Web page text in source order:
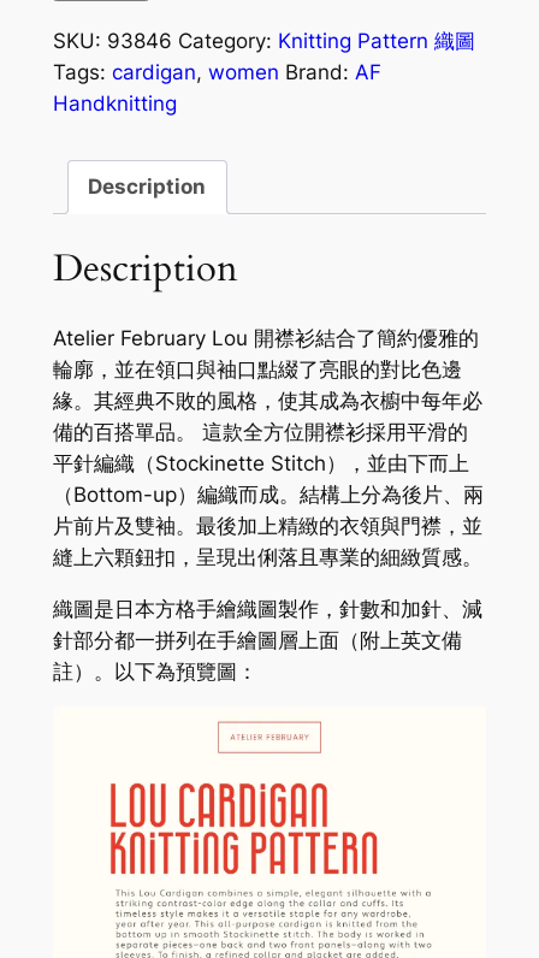
Cardigan
Knitting
Pattern
93846)
SKU: 93846 Category: Knitting Pattern 織圖
Tags: cardigan, women Brand: AF
Handknitting
Description
Description
Atelier February Lou 開襟衫結合了簡約優雅的
輪廓，並在領口與袖口點綴了亮眼的對比色邊
緣。其經典不敗的風格，使其成為衣櫥中每年必
備的百搭單品。 這款全方位開襟衫採用平滑的
平針編織（Stockinette Stitch），並由下而上
（Bottom-up）編織而成。結構上分為後片、兩
片前片及雙袖。最後加上精緻的衣領與門襟，並
縫上六顆鈕扣，呈現出俐落且專業的細緻質感。
織圖是日本方格手繪織圖製作，針數和加針、減
針部分都一拼列在手繪圖層上面（附上英文備
註）。以下為預覽圖：